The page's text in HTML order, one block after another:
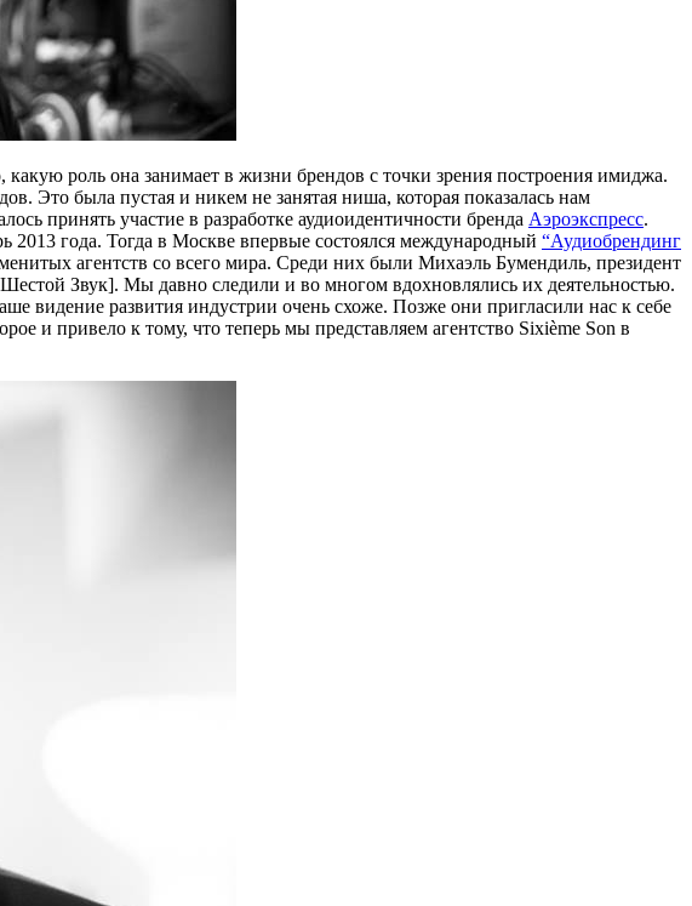
роль она занимает в жизни брендов с точки зрения построения имиджа.
Это была пустая и никем не занятая ниша, которая показалась нам
принять участие в разработке аудиоидентичности бренда Аэроэкспресс.
года. Тогда в Москве впервые состоялся международный “Аудиобрендинг
агентств со всего мира. Среди них были Михаэль Бумендиль, президент
Звук]. Мы давно следили и во многом вдохновлялись их деятельностью.
видение развития индустрии очень схоже. Позже они пригласили нас к себе
и привело к тому, что теперь мы представляем агентство Sixième Son в